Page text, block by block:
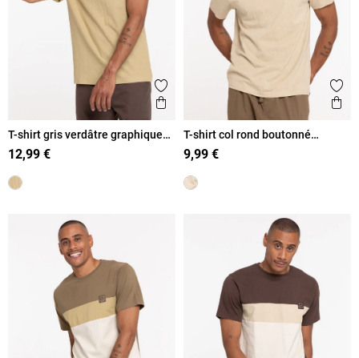
Ajouter aux favoris
Aperçu rapide
T-shirt gris verdâtre graphique
homme
12,99 €
T-shirt col rond boutonné
homme
9,99 €